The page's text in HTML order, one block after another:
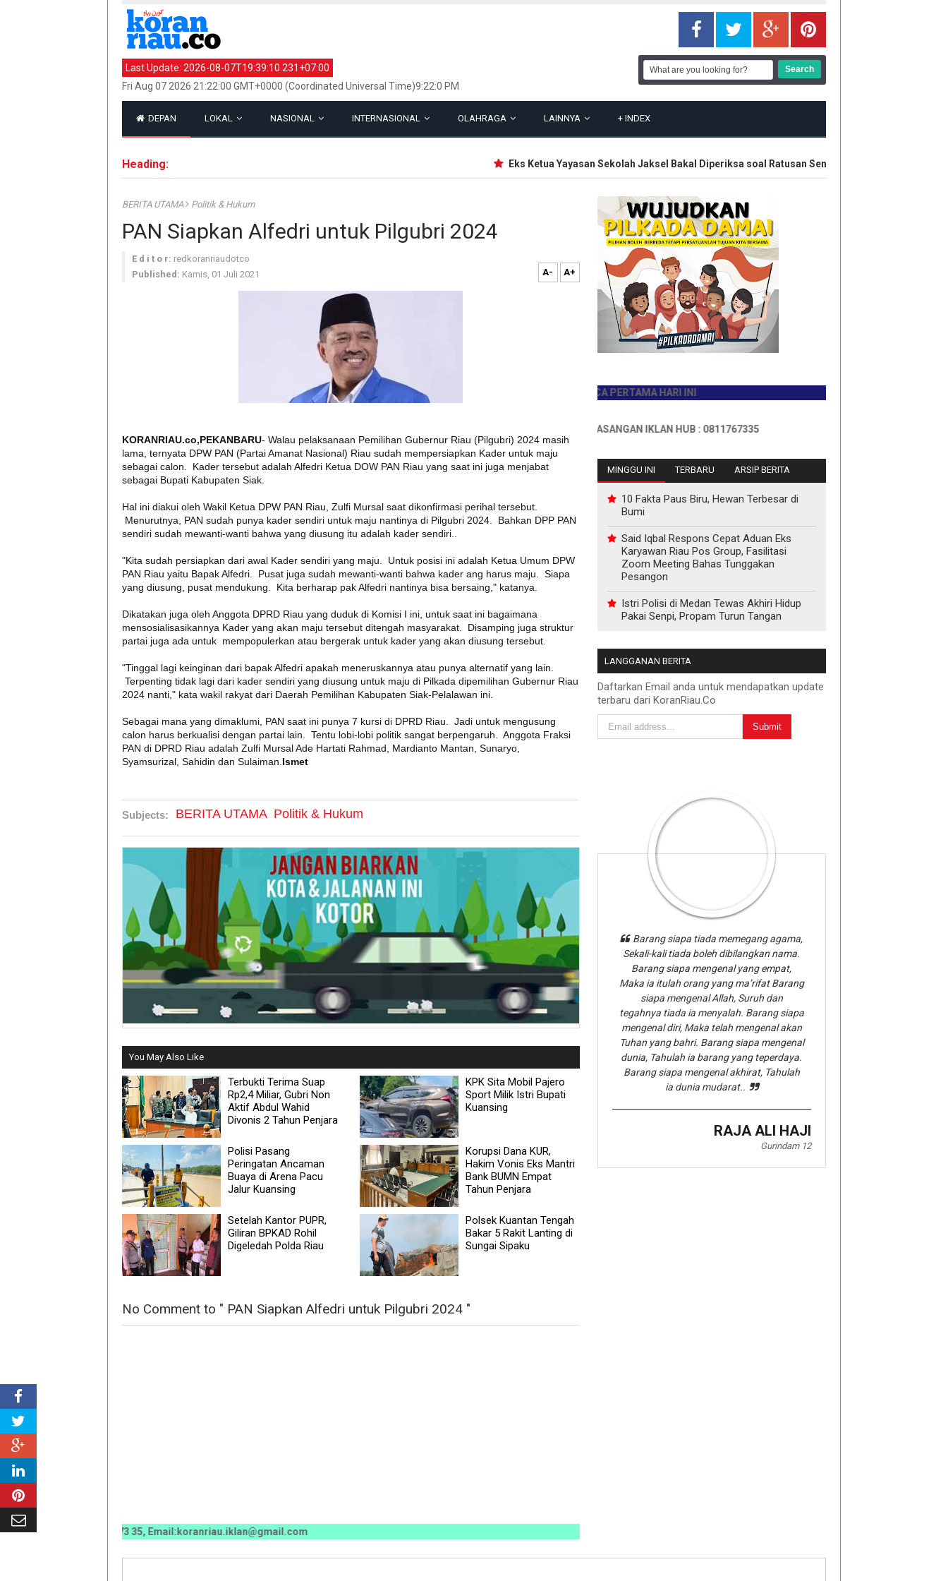
Last Update: 2026-08-07T19:39:10.231+07:00
Fri Aug 07 2026 21:22:00 GMT+0000 (Coordinated Universal Time)9:22:0 PM
DEPAN LOKAL NASIONAL INTERNASIONAL OLAHRAGA LAINNYA + INDEX
Heading: Eks Ketua Yayasan Sekolah Jaksel Bakal Diperiksa soal Ratusan Senjata
BERITA UTAMA Politik & Hukum
PAN Siapkan Alfedri untuk Pilgubri 2024
E d i t o r: redkoranriaudotco
Published: Kamis, 01 Juli 2021 A- A+
KORANRIAU.co,PEKANBARU- Walau pelaksanaan Pemilihan Gubernur Riau (Pilgubri) 2024 masih
lama, ternyata DPW PAN (Partai Amanat Nasional) Riau sudah mempersiapkan Kader untuk maju
sebagai calon. Kader tersebut adalah Alfedri Ketua DOW PAN Riau yang saat ini juga menjabat
sebagai Bupati Kabupaten Siak.
Hal ini diakui oleh Wakil Ketua DPW PAN Riau, Zulfi Mursal saat dikonfirmasi perihal tersebut.
Menurutnya, PAN sudah punya kader sendiri untuk maju nantinya di Pilgubri 2024. Bahkan DPP PAN
sendiri sudah mewanti-wanti bahwa yang diusung itu adalah kader sendiri..
"Kita sudah persiapkan dari awal Kader sendiri yang maju. Untuk posisi ini adalah Ketua Umum DPW
PAN Riau yaitu Bapak Alfedri. Pusat juga sudah mewanti-wanti bahwa kader ang harus maju. Siapa
yang diusung, pusat mendukung. Kita berharap pak Alfedri nantinya bisa bersaing," katanya.
Dikatakan juga oleh Anggota DPRD Riau yang duduk di Komisi I ini, untuk saat ini bagaimana
mensosialisasikannya Kader yang akan maju tersebut ditengah masyarakat. Disamping juga struktur
partai juga ada untuk mempopulerkan atau bergerak untuk kader yang akan diusung tersebut.
"Tinggal lagi keinginan dari bapak Alfedri apakah meneruskannya atau punya alternatif yang lain.
Terpenting tidak lagi dari kader sendiri yang diusung untuk maju di Pilkada dipemilihan Gubernur Riau
2024 nanti," kata wakil rakyat dari Daerah Pemilihan Kabupaten Siak-Pelalawan ini.
Sebagai mana yang dimaklumi, PAN saat ini punya 7 kursi di DPRD Riau. Jadi untuk mengusung
calon harus berkualisi dengan partai lain. Tentu lobi-lobi politik sangat berpengaruh. Anggota Fraksi
PAN di DPRD Riau adalah Zulfi Mursal Ade Hartati Rahmad, Mardianto Mantan, Sunaryo,
Syamsurizal, Sahidin dan Sulaiman. Ismet
Subjects: BERITA UTAMA Politik & Hukum
You May Also Like
Terbukti Terima Suap
Rp2,4 Miliar, Gubri Non
Aktif Abdul Wahid
Divonis 2 Tahun Penjara
KPK Sita Mobil Pajero
Sport Milik Istri Bupati
Kuansing
Polisi Pasang
Peringatan Ancaman
Buaya di Arena Pacu
Jalur Kuansing
Korupsi Dana KUR,
Hakim Vonis Eks Mantri
Bank BUMN Empat
Tahun Penjara
Setelah Kantor PUPR,
Giliran BPKAD Rohil
Digeledah Polda Riau
Polsek Kuantan Tengah
Bakar 5 Rakit Lanting di
Sungai Sipaku
No Comment to " PAN Siapkan Alfedri untuk Pilgubri 2024 "
6670 0070 / 0811 7673 35, Email:koranriau.iklan@gmail.com
JADILAH PEMBACA PERTAMA HARI INI
INFO PEMASANGAN IKLAN HUB : 0811767335
MINGGU INI TERBARU ARSIP BERITA
10 Fakta Paus Biru, Hewan Terbesar di
Bumi
Said Iqbal Respons Cepat Aduan Eks
Karyawan Riau Pos Group, Fasilitasi
Zoom Meeting Bahas Tunggakan
Pesangon
Istri Polisi di Medan Tewas Akhiri Hidup
Pakai Senpi, Propam Turun Tangan
LANGGANAN BERITA
Daftarkan Email anda untuk mendapatkan update
terbaru dari KoranRiau.Co
Barang siapa tiada memegang agama,
Sekali-kali tiada boleh dibilangkan nama.
Barang siapa mengenal yang empat,
Maka ia itulah orang yang ma’rifat Barang
siapa mengenal Allah, Suruh dan
tegahnya tiada ia menyalah. Barang siapa
mengenal diri, Maka telah mengenal akan
Tuhan yang bahri. Barang siapa mengenal
dunia, Tahulah ia barang yang teperdaya.
Barang siapa mengenal akhirat, Tahulah
ia dunia mudarat..
RAJA ALI HAJI
Gurindam 12